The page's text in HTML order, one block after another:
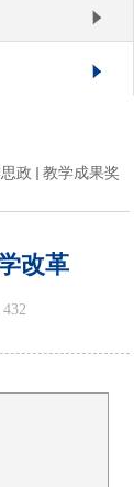
政 教学成果奖
改革
432